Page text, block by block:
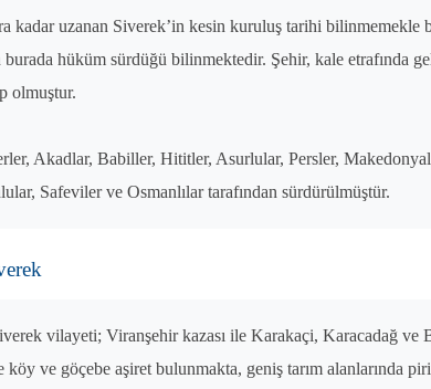
kadar uzanan Siverek’in kesin kuruluş tarihi
hüküm sürdüğü bilinmektedir. Şehir, kale etrafında
olmuştur.
Akadlar, Babiller, Hititler, Asurlular, Persler,
Safeviler ve Osmanlılar tarafından sürdürülmüştür.
vilayeti; Viranşehir kazası ile Karakaçi, Karacadağ ve
ve göçebe aşiret bulunmakta, geniş tarım alanlarında